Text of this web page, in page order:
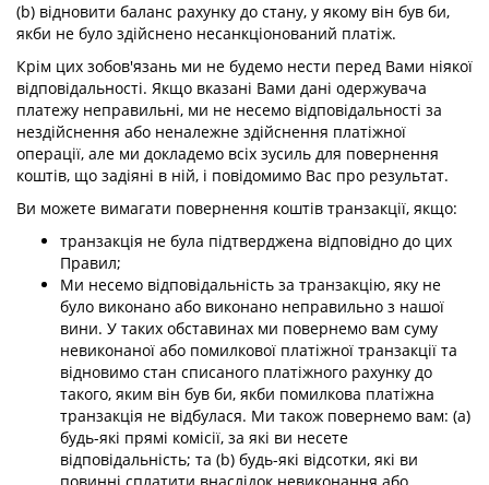
(b) відновити баланс рахунку до стану, у якому він був би,
якби не було здійснено несанкціонований платіж.
Крім цих зобов'язань ми не будемо нести перед Вами ніякої
відповідальності. Якщо вказані Вами дані одержувача
платежу неправильні, ми не несемо відповідальності за
нездійснення або неналежне здійснення платіжної
операції, але ми докладемо всіх зусиль для повернення
коштів, що задіяні в ній, і повідомимо Вас про результат.
Ви можете вимагати повернення коштів транзакції, якщо:
транзакція не була підтверджена відповідно до цих
Правил;
Ми несемо відповідальність за транзакцію, яку не
було виконано або виконано неправильно з нашої
вини. У таких обставинах ми повернемо вам суму
невиконаної або помилкової платіжної транзакції та
відновимо стан списаного платіжного рахунку до
такого, яким він був би, якби помилкова платіжна
транзакція не відбулася. Ми також повернемо вам: (a)
будь-які прямі комісії, за які ви несете
відповідальність; та (b) будь-які відсотки, які ви